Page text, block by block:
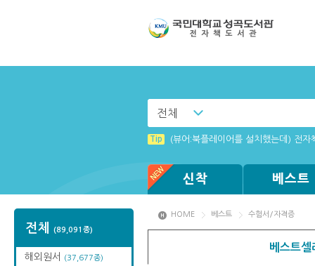
전체
Tip (뷰어:북플레이어를 설치했는데) 전자
신착 베스트
전체 (89,091종)
해외원서 (37,677종)
HOME 베스트 수험서/자격증
베스트